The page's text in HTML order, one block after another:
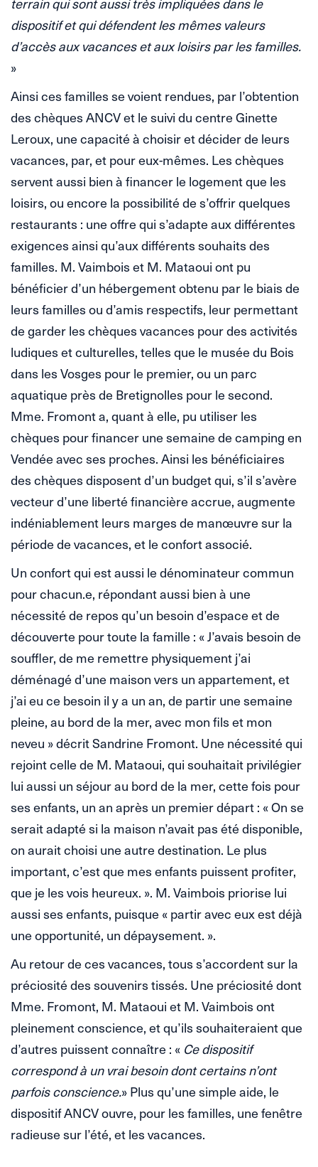
dispositif et qui défendent les mêmes valeurs
d’accès aux vacances et aux loisirs par les familles.
»
Ainsi ces familles se voient rendues, par l’obtention
des chèques ANCV et le suivi du centre Ginette
Leroux, une capacité à choisir et décider de leurs
vacances, par, et pour eux-mêmes. Les chèques
servent aussi bien à financer le logement que les
loisirs, ou encore la possibilité de s’offrir quelques
restaurants : une offre qui s’adapte aux différentes
exigences ainsi qu’aux différents souhaits des
familles. M. Vaimbois et M. Mataoui ont pu
bénéficier d’un hébergement obtenu par le biais de
leurs familles ou d’amis respectifs, leur permettant
de garder les chèques vacances pour des activités
ludiques et culturelles, telles que le musée du Bois
dans les Vosges pour le premier, ou un parc
aquatique près de Bretignolles pour le second.
Mme. Fromont a, quant à elle, pu utiliser les
chèques pour financer une semaine de camping en
Vendée avec ses proches. Ainsi les bénéficiaires
des chèques disposent d’un budget qui, s’il s’avère
vecteur d’une liberté financière accrue, augmente
indéniablement leurs marges de manœuvre sur la
période de vacances, et le confort associé.
Un confort qui est aussi le dénominateur commun
pour chacun.e, répondant aussi bien à une
nécessité de repos qu’un besoin d’espace et de
découverte pour toute la famille : « J’avais besoin de
souffler, de me remettre physiquement j’ai
déménagé d’une maison vers un appartement, et
j’ai eu ce besoin il y a un an, de partir une semaine
pleine, au bord de la mer, avec mon fils et mon
neveu » décrit Sandrine Fromont. Une nécessité qui
rejoint celle de M. Mataoui, qui souhaitait privilégier
lui aussi un séjour au bord de la mer, cette fois pour
ses enfants, un an après un premier départ : « On se
serait adapté si la maison n’avait pas été disponible,
on aurait choisi une autre destination. Le plus
important, c’est que mes enfants puissent profiter,
que je les vois heureux. ». M. Vaimbois priorise lui
aussi ses enfants, puisque « partir avec eux est déjà
une opportunité, un dépaysement. ».
Au retour de ces vacances, tous s’accordent sur la
préciosité des souvenirs tissés. Une préciosité dont
Mme. Fromont, M. Mataoui et M. Vaimbois ont
pleinement conscience, et qu’ils souhaiteraient que
d’autres puissent connaître : « Ce dispositif
correspond à un vrai besoin dont certains n’ont
parfois conscience.» Plus qu’une simple aide, le
dispositif ANCV ouvre, pour les familles, une fenêtre
radieuse sur l’été, et les vacances.